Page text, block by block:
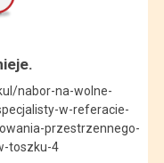
nabor-na-wolne-
w-referacie-
przestrzennego-
toszku-4